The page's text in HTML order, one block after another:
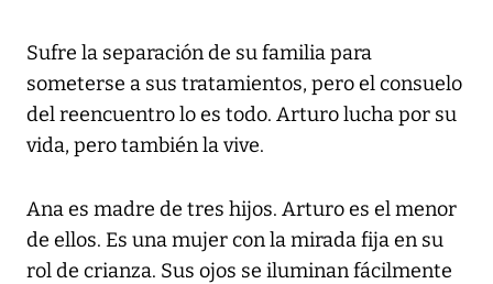
Sufre la separación de su familia para
someterse a sus tratamientos, pero el consuelo
del reencuentro lo es todo. Arturo lucha por su
vida, pero también la vive.
Ana es madre de tres hijos. Arturo es el menor
de ellos. Es una mujer con la mirada fija en su
rol de crianza. Sus ojos se iluminan fácilmente